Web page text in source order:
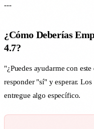
---
¿Cómo Deberías
4.7?
"¿Puedes ayudarme con
responder "sí" y esperar.
entregue algo específico.